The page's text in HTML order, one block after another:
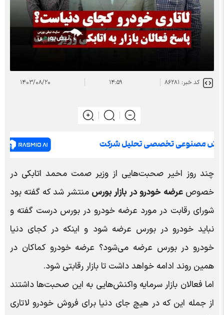
کد خبر: ۸۶۲۸۱ ۱۴:۵۹ ۱۴۰۳/۰۸/۲۰
چند روز اخیر صحبت‌هایی از وزیر صمت محمد اتابکی در
خصوصعرضه خودرو در بازار بورس منتشر شد که گفته بود
شورای رقابت در مورد عرضه خودرو در بورس درست گفته و
نباید خودرو در بورس عرضه شود و اینکه در کجای دنیا
خودرو در بورس عرضه می‌شود؟ عرضه خودرو کماکان در
همین روند ادامه خواهد داشت تا بازار رقابتی شود.
اما فعالان بازار سرمایه واکنش‌هایی به این صحبت‌ها داشتند
از جمله این که در هیچ جای دنیا برای فروش خودرو لاتاری